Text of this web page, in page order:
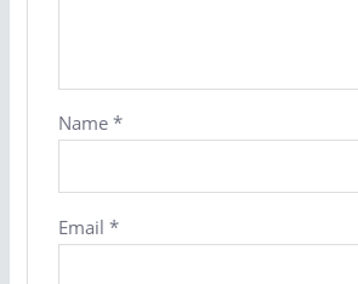
Name *
Email *